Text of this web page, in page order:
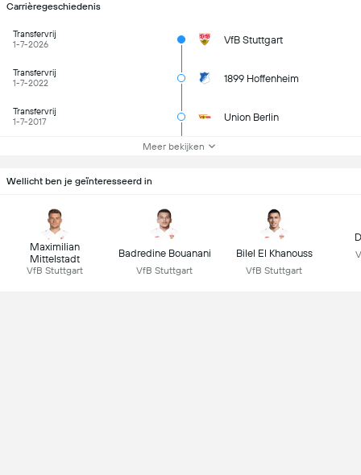
Carrièregeschiedenis
Transfervrij
1-7-2026
VfB Stuttgart
Transfervrij
1-7-2022
1899 Hoffenheim
Transfervrij
1-7-2017
Union Berlin
Meer bekijken
Wellicht ben je geïnteresseerd in
Maximilian
Mittelstadt
VfB Stuttgart
Badredine Bouanani
VfB Stuttgart
Bilel El Khanouss
VfB Stuttgart